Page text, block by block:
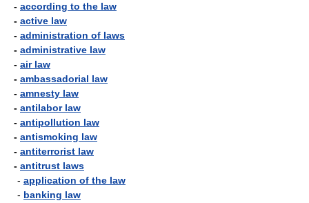
- according to the law
- active law
- administration of laws
- administrative law
- air law
- ambassadorial law
- amnesty law
- antilabor law
- antipollution law
- antismoking law
- antiterrorist law
- antitrust laws
- application of the law
- banking law